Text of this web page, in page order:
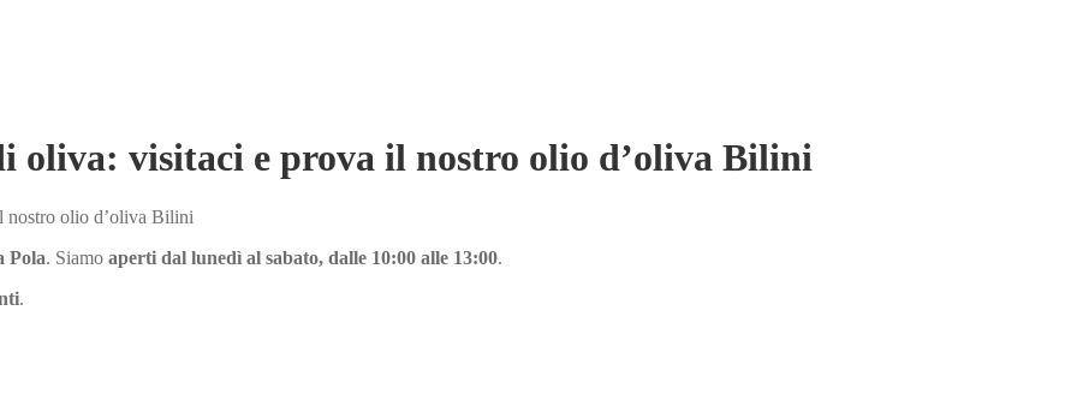
oliva: visitaci e prova il nostro olio d’oliva Bilini
nostro olio d’oliva Bilini
Pola. Siamo aperti dal lunedì al sabato, dalle 10:00 alle 13:00.
.